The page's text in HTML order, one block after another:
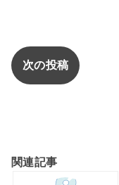
次の投稿
関連記事